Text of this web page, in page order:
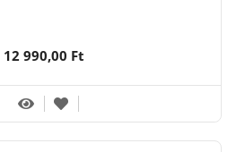
12 990,00 Ft